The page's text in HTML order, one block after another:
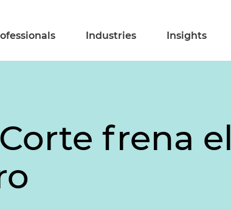
Industries Insights
frena el